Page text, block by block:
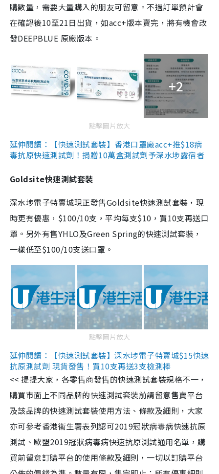
購數量，需要大量購入的朋友可留意。不過訂單預計會
在確認後10至21日出貨，如acc+版本賣完，將有機會改
發DEEPBLUE 原廠版本。
+2
點擊圖片放大
延伸閱讀：【快速測試套裝】香港口罩廠acc+推$18病
毒抗原快速測試劑！捐贈10萬盒測試劑予深水埗露宿者
Goldsite快速測試套裝
深水埗電子特賣城現正發售Goldsite快速測試套裝，現
時更有優惠，$100/10支，平均每支$10，買10支再送口
罩。另外有售YHLO及Green Spring的快速測試套裝，
一樣低至$100/10支送口罩。
點擊圖片放大
延伸閱讀：【快速測試套裝】深水埗電子特賣城$15快速
抗原測試劑 現貨發售！買10支再送3支檢測棒
<< 提提大家，各零售商發售的快速測試套裝規格不一，
購買市面上不同品牌的快速測試套裝前請留意售賣平台
及該品牌的快速測試套裝使用方法、條款及細則，大家
亦可參考香港衞生署表列認可2019冠狀病毒病快速抗原
測試、歐盟2019冠狀病毒病快速抗原測試通用名單，購
買前留意訂購平台的使用條款及細則，一切以訂購平台